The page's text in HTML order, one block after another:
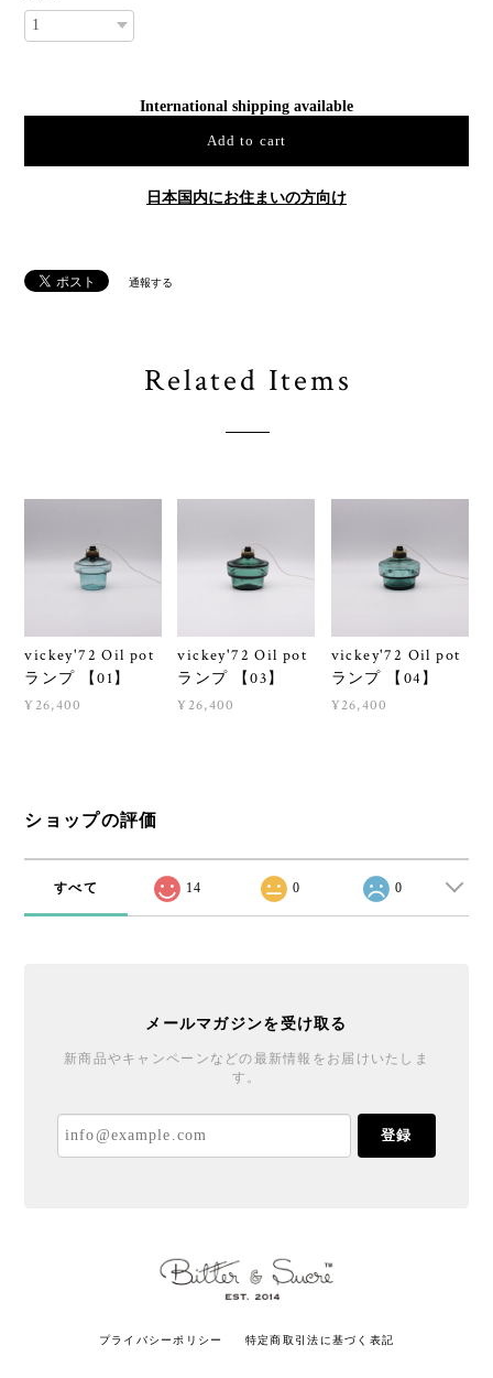
International shipping available
Add to cart
日本国内にお住まいの方向け
通報する
Related Items
vickey'72 Oil pot
ランプ 【01】
¥26,400
vickey'72 Oil pot
ランプ 【03】
¥26,400
vickey'72 Oil pot
ランプ 【04】
¥26,400
ショップの評価
すべて 14 0 0
メールマガジンを受け取る
新商品やキャンペーンなどの最新情報をお届けいたしま
す。
登録
プライバシーポリシー 特定商取引法に基づく表記